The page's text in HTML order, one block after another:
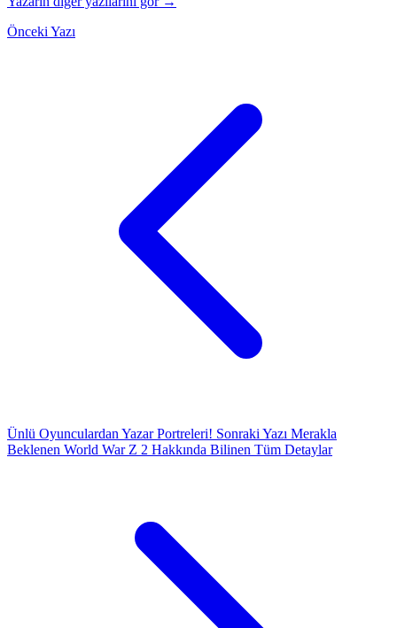
Önceki Yazı
Ünlü Oyunculardan Yazar Portreleri! Sonraki Yazı Merakla
Beklenen World War Z 2 Hakkında Bilinen Tüm Detaylar